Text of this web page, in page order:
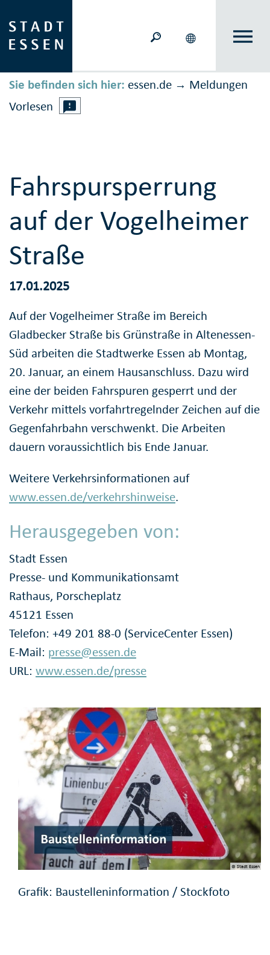
Sie befinden sich hier: essen.de → Meldungen
Vorlesen
Fahrspursperrung
auf der Vogelheimer
Straße
17.01.2025
Auf der Vogelheimer Straße im Bereich
Gladbecker Straße bis Grünstraße in Altenessen-
Süd arbeiten die Stadtwerke Essen ab Montag,
20. Januar, an einem Hausanschluss. Dazu wird
eine der beiden Fahrspuren gesperrt und der
Verkehr mittels vorfahrtregelnder Zeichen auf die
Gegenfahrbahn verschwenkt. Die Arbeiten
dauern voraussichtlich bis Ende Januar.
Weitere Verkehrsinformationen auf
www.essen.de/verkehrshinweise.
Herausgegeben von:
Stadt Essen
Presse- und Kommunikationsamt
Rathaus, Porscheplatz
45121 Essen
Telefon: +49 201 88-0 (ServiceCenter Essen)
E-Mail: presse@essen.de
URL: www.essen.de/presse
© Stadt Essen
Grafik: Baustelleninformation / Stockfoto